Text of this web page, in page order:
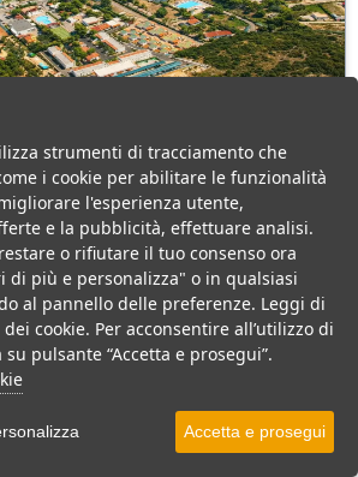
Vieste
piscina e animazione, ideale per famiglie
VEDI SU MAPPA
strumenti di tracciamento che
i cookie per abilitare le funzionalità
l'esperienza utente,
e la pubblicità, effettuare analisi.
o rifiutare il tuo consenso ora
di più e personalizza" o in qualsiasi
al pannello delle preferenze. Leggi di
cookie. Per acconsentire all’utilizzo di
pulsante “Accetta e prosegui”.
Accetta e prosegui